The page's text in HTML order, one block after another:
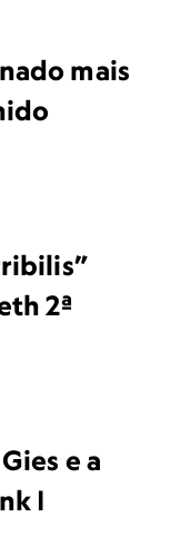
mais
2ª
e a
|